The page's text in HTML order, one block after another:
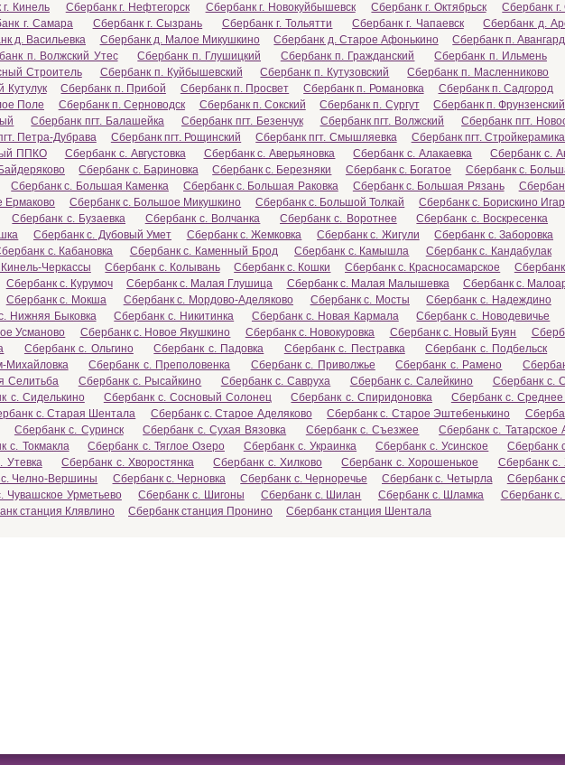
Кинель Сбербанк г. Нефтегорск Сбербанк г. Новокуйбышевск Сбербанк г. Октябрьск
Сбербанк
г. Самара Сбербанк г. Сызрань Сбербанк г. Тольятти Сбербанк г. Чапаевск
Сбербанк д.
д. Васильевка Сбербанк д. Малое Микушкино Сбербанк д. Старое Афонькино Сбербанк п. Авангард
п. Волжский Утес Сбербанк п. Глушицкий Сбербанк п. Гражданский Сбербанк п. Ильмень
Строитель Сбербанк п. Куйбышевский Сбербанк п. Кутузовский Сбербанк п. Масленниково
Кутулук Сбербанк п. Прибой Сбербанк п. Просвет Сбербанк п. Романовка Сбербанк п. Садгород
Поле Сбербанк п. Серноводск Сбербанк п. Сокский Сбербанк п. Сургут Сбербанк п. Фрунзенский
Сбербанк пгт. Балашейка Сбербанк пгт. Безенчук Сбербанк пгт. Волжский
Сбербанк пгт.
Петра-Дубрава Сбербанк пгт. Рощинский Сбербанк пгт. Смышляевка Сбербанк пгт. Стройкерамика
ППКО Сбербанк с. Августовка Сбербанк с. Аверьяновка Сбербанк с. Алакаевка
Сбербанк с.
Сбербанк с. Бариновка Сбербанк с. Березняки Сбербанк с. Богатое
Сбербанк с.
Сбербанк с. Большая Каменка Сбербанк с. Большая Раковка Сбербанк с. Большая Рязань
Ермаково Сбербанк с. Большое Микушкино Сбербанк с. Большой Толкай Сбербанк с. Борискино Игар
Сбербанк с. Бузаевка Сбербанк с. Волчанка Сбербанк с. Воротнее Сбербанк с. Воскресенка
Сбербанк с. Дубовый Умет Сбербанк с. Жемковка Сбербанк с. Жигули Сбербанк с. Заборовка
с. Кабановка Сбербанк с. Каменный Брод Сбербанк с. Камышла Сбербанк с. Кандабулак
Черкассы Сбербанк с. Колывань Сбербанк с. Кошки Сбербанк с. Красносамарское
Сбербанк с. Курумоч Сбербанк с. Малая Глушица Сбербанк с. Малая Малышевка
Сбербанк с.
Сбербанк с. Мокша Сбербанк с. Мордово-Аделяково Сбербанк с. Мосты Сбербанк с. Надеждино
Нижняя Быковка Сбербанк с. Никитинка Сбербанк с. Новая Кармала Сбербанк с. Новодевичье
Усманово Сбербанк с. Новое Якушкино Сбербанк с. Новокуровка Сбербанк с. Новый Буян
Сбербанк с. Ольгино Сбербанк с. Падовка Сбербанк с. Пестравка Сбербанк с. Подбельск
Михайловка Сбербанк с. Преполовенка Сбербанк с. Приволжье Сбербанк с. Рамено
Селитьба Сбербанк с. Рысайкино Сбербанк с. Савруха Сбербанк с. Салейкино
Сбербанк с.
с. Сиделькино Сбербанк с. Сосновый Солонец Сбербанк с. Спиридоновка
Сбербанк с. Среднее
с. Старая Шентала Сбербанк с. Старое Аделяково Сбербанк с. Старое Эштебенькино
Сбербанк с. Суринск Сбербанк с. Сухая Вязовка Сбербанк с. Съезжее
Сбербанк с. Татарское
с. Токмакла Сбербанк с. Тяглое Озеро Сбербанк с. Украинка Сбербанк с. Усинское
Сбербанк
Утевка Сбербанк с. Хворостянка Сбербанк с. Хилково Сбербанк с. Хорошенькое
Сбербанк с.
Челно-Вершины Сбербанк с. Черновка Сбербанк с. Черноречье Сбербанк с. Четырла
Сбербанк
Чувашское Урметьево Сбербанк с. Шигоны Сбербанк с. Шилан Сбербанк с. Шламка
Сбербанк
станция Клявлино Сбербанк станция Пронино Сбербанк станция Шентала